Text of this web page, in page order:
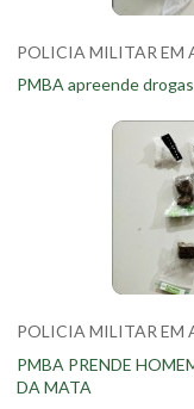
POLICIA MILITAR EM
PMBA apreende
POLICIA MILITAR EM
PMBA PRENDE
DA MATA